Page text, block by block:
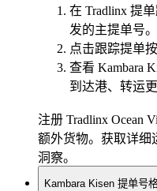
在 Tradlinx 提
发的主提单号。
点击跟踪提单按
查看 Kambara
到达港、转运
注册 Tradlinx Ocean
额外货物。获取详细
洞察。
Kambara Kisen 提单号